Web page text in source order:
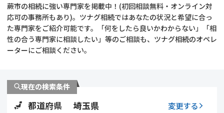
相続登記
遺留分侵害額請求
コラム
相続手続き
蕨市の相続に強い専門家を掲載中！(初回相談無料・オンライン対
応可の事務所もあり)。ツナグ相続ではあなたの状況と希望に合っ
た専門家をご紹介可能です。「何をしたら良いかわからない」「相
性の合う専門家に相談したい」等のご相談も、ツナグ相続のオペレ
ーターにご相談ください。
現在の検索条件
都道府県 埼玉県 変更する